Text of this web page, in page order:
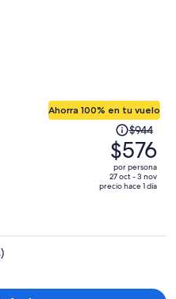
Ahorra 100% en tu vuelo
El
precio
era
de
$944
por
$944
$576
por persona
27 oct - 3 nov
precio hace 1 día